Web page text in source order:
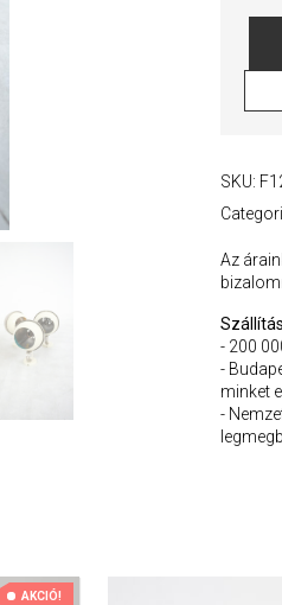
Age
SKU:
Az
- 200
-
minket
-
AKCIÓ!